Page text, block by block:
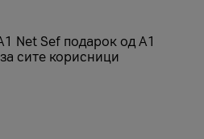
Net Sеf подарок од А1
сите корисници